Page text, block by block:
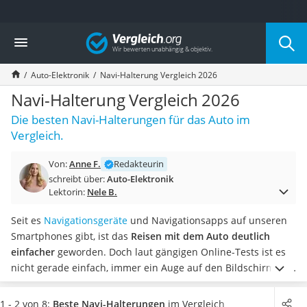
Die beliebtesten Vergleiche nach Kategorie
Auto & Motor
Fahrradträger-Anhängerkupplung (4 Fahrräder)
Fahrradträger
Fahrradträger (Anhängerkupplung)
Fahrradträger 3 Fahrräder
Benzinkanister (20 l)
Dashcam
Benzinkanister
Marderschreck
AGM-Batterie Wohnmobil
Thule-Fahrradträger
FM-Transmitter
Sommerreifen 205/55 R16
Autobatterie-Ladegerät
Starthilfe mit Kompressor
Vergleich
Auto-Elektronik Navi-Halterung Vergleich 2026
Navi-Halterung Vergleich 2026
Die besten Navi-Halterungen für das Auto im
Vergleich.
Von:Anne F.
Redakteurin
schreibt über:Auto-Elektronik
Lektorin: Nele B.
Seit es Navigationsgeräte und Navigationsapps auf unseren
Smartphones gibt, ist das Reisen mit dem Auto deutlich
einfacher geworden. Doch laut gängigen Online-Tests ist es
nicht gerade einfach, immer ein Auge auf den Bildschirm zu
haben. Vor allem bei viel Verkehr sollten Sie sich auf das
Geschehen auf den Straßen konzentrieren. Mit einer
1 - 2 von 8: Beste Navi-Halterungen im Vergleich